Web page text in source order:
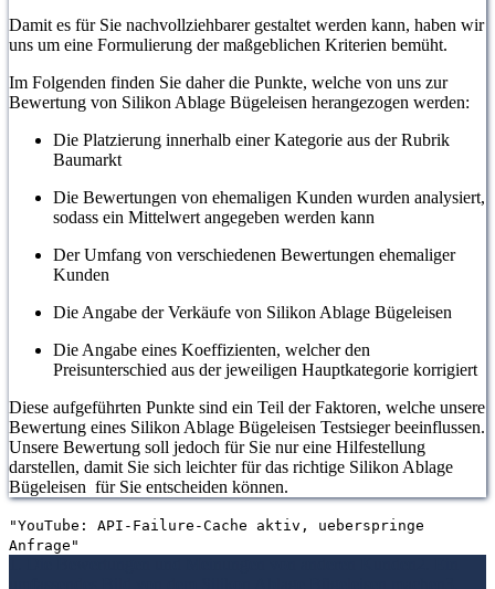
Damit es für Sie nachvollziehbarer gestaltet werden kann, haben wir
uns um eine Formulierung der maßgeblichen Kriterien bemüht.
Im Folgenden finden Sie daher die Punkte, welche von uns zur
Bewertung von Silikon Ablage Bügeleisen herangezogen werden:
Die Platzierung innerhalb einer Kategorie aus der Rubrik
Baumarkt
Die Bewertungen von ehemaligen Kunden wurden analysiert,
sodass ein Mittelwert angegeben werden kann
Der Umfang von verschiedenen Bewertungen ehemaliger
Kunden
Die Angabe der Verkäufe von Silikon Ablage Bügeleisen
Die Angabe eines Koeffizienten, welcher den
Preisunterschied aus der jeweiligen Hauptkategorie korrigiert
Diese aufgeführten Punkte sind ein Teil der Faktoren, welche unsere
Bewertung eines Silikon Ablage Bügeleisen Testsieger beeinflussen.
Unsere Bewertung soll jedoch für Sie nur eine Hilfestellung
darstellen, damit Sie sich leichter für das richtige Silikon Ablage
Bügeleisen für Sie entscheiden können.
"YouTube: API-Failure-Cache aktiv, ueberspringe
Anfrage"